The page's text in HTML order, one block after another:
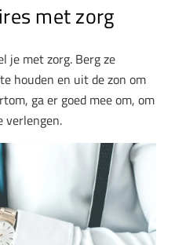
met zorg
je met zorg. Berg ze
houden en uit de zon om
ga er goed mee om, om
verlengen.